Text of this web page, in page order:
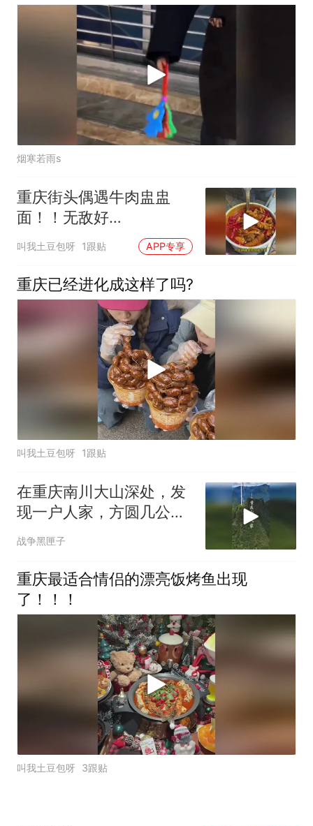
烟寒若雨s
重庆街头偶遇牛肉盅盅
面！！无敌好
吃！！！！！
叫我土豆包呀 1跟贴 APP专享
重庆已经进化成这样了吗?
叫我土豆包呀 1跟贴
在重庆南川大山深处，发
现一户人家，方圆几公里
就他一户，村长是他
战争黑匣子
重庆最适合情侣的漂亮饭烤鱼出现
了！！！
叫我土豆包呀 3跟贴